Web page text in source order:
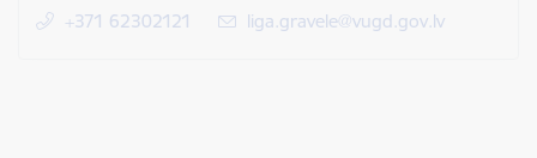
+371 62302121
E-pasts:
liga.gravele@vugd.gov.lv